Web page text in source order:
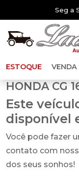
Seg a
ESTOQUE VENDA
HONDA CG
Este
disponível
Você pode fazer
contato com
dos seus sonhos!